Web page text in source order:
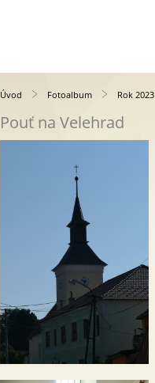
Úvod Fotoalbum Rok 2023
Pouť na Velehrad